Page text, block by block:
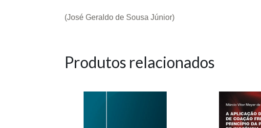
(José Geraldo de Sousa Júnior)
Produtos relacionados